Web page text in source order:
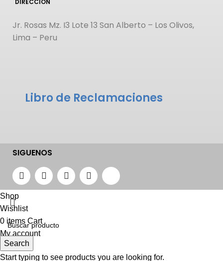
DIRECCIÓN
Jr. Rosas Mz. I3 Lote 13 San Alberto – Los Olivos,
Lima – Peru
Libro de Reclamaciones
SIGUENOS
Search
Start typing to see products you are looking for.
Shop
Wishlist
0 items Cart
My account